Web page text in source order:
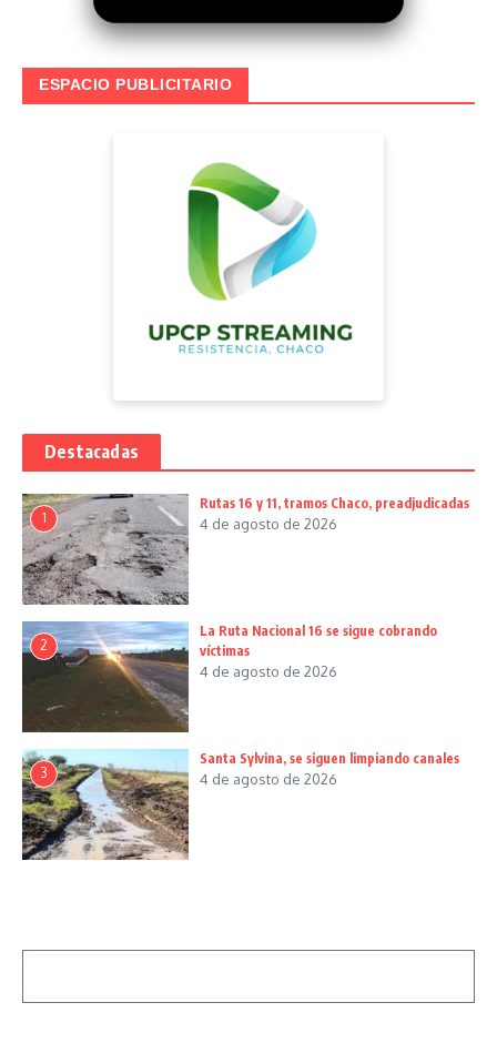
ESPACIO PUBLICITARIO
Destacadas
1
Rutas 16 y 11, tramos Chaco, preadjudicadas
4 de agosto de 2026
2
La Ruta Nacional 16 se sigue cobrando
víctimas
4 de agosto de 2026
3
Santa Sylvina, se siguen limpiando canales
4 de agosto de 2026